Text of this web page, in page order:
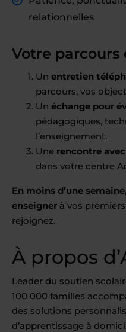
relationnelles
Votre parcours
Un entretien
parcours, vos
Un échange pour
pédagogiques,
l’enseignement.
Une rencontre
dans votre centre
En moins d’une
enseigner à vos
rejoignez.
À propos
Leader du soutien
100 000 familles
des solutions
d’apprentissage à